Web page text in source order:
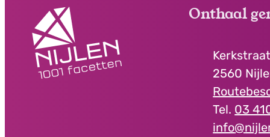
Onthaal
Adres
,2560
03
E-mail
info@